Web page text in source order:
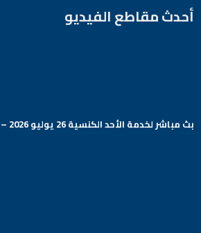
أحدث مقاطع الفيديو
بث مباشر لخدمة الأحد الكنسية 26 يوليو 2026 – الأخ هنري عون